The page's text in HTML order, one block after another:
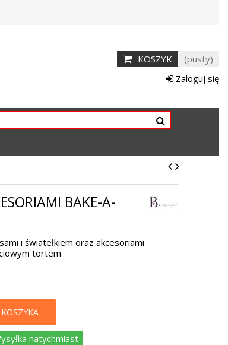
KOSZYK
(pusty)
Zaloguj się
BAKE-A-
i światełkiem oraz akcesoriami
tortem
natychmiast